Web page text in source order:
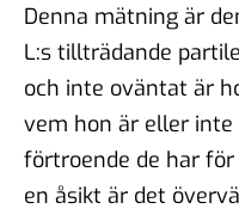
Denna mätning är
L:s tillträdande
och inte oväntat är
vem hon är eller
förtroende de har
en åsikt är det